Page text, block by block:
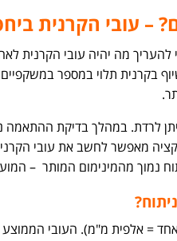
– עובי הקרנית
להעריך מה יהיה עובי הקרנית
בקרנית תלוי במספר
לרדת. במהלך בדיקת ההתאמה
מאפשר לחשב את עובי
נמוך מהמינימום המותר –